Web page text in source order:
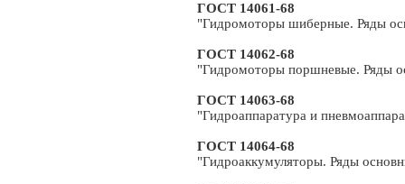
ГОСТ 14061-68
"Гидромоторы шиберные. Ряды
ГОСТ 14062-68
"Гидромоторы поршневые. Ряды
ГОСТ 14063-68
"Гидроаппаратура и
ГОСТ 14064-68
"Гидроаккумуляторы. Ряды